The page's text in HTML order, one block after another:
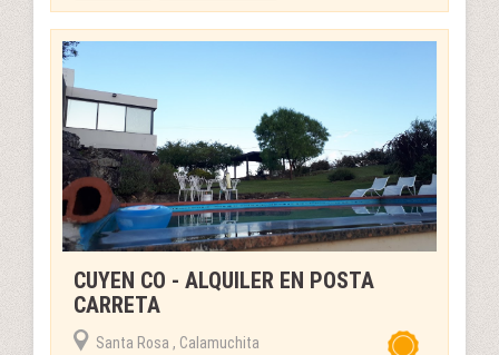
CUYEN CO - ALQUILER EN POSTA
CARRETA
Santa Rosa , Calamuchita